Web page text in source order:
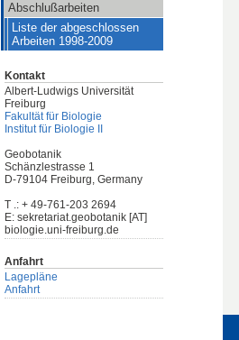
Abschlußarbeiten
Liste der abgeschlossen
Arbeiten 1998-2009
Kontakt
Albert-Ludwigs Universität
Freiburg
Fakultät für Biologie
Institut für Biologie II
Geobotanik
Schänzlestrasse 1
D-79104 Freiburg, Germany
T .: + 49-761-203 2694
E: sekretariat.geobotanik [AT]
biologie.uni-freiburg.de
Anfahrt
Lagepläne
Anfahrt